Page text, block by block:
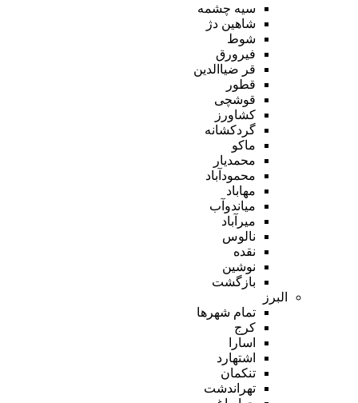
سیه چشمه
شاهین دژ
شوط
فیرورق
قر ضیاالدین
قطور
قوشچی
کشاورز
گردکشانه
ماکو
محمدیار
محمودآباد
مهاباد
میاندوآب
میرآباد
نالوس
نقده
نوشین
بازگشت
البرز
تمام شهر‌ها
کرج
اسارا
اشتهارد
تنکمان
تهراندشت